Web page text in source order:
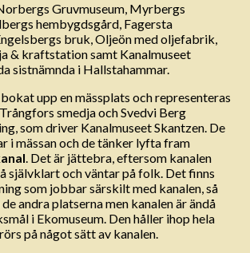
Gruvmuseum, Myrbergs
hembygdsgård, Fagersta
bruk, Oljeön med oljefabrik,
& kraftstation samt Kanalmuseet
sistnämnda i Hallstahammar.
upp en mässplats och representeras
smedja och Svedvi Berg
som driver Kanalmuseet Skantzen. De
i mässan och de tänker lyfta fram
. Det är jättebra, eftersom kanalen
självklart och väntar på folk. Det finns
som jobbar särskilt med kanalen, så
andra platserna men kanalen är ändå
i Ekomuseum. Den håller ihop hela
på något sätt av kanalen.